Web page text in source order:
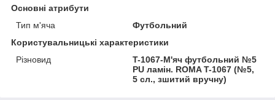
Основні атрибути
Тип м'яча
Футбольний
Користувальницькі характеристики
Різновид
T-1067-М'яч футбольний №5
PU ламін. ROMA T-1067 (№5,
5 сл., зшитий вручну)